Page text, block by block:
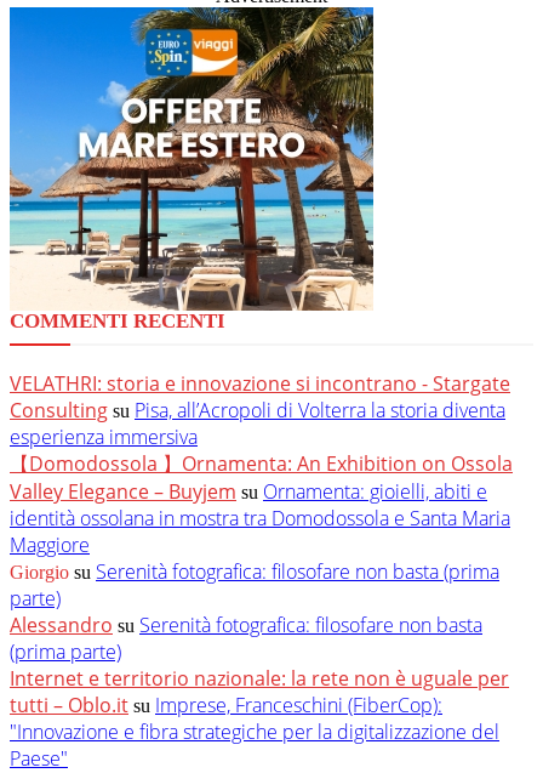
COMMENTI RECENTI
VELATHRI: storia e innovazione si incontrano - Stargate
Consulting su Pisa, all’Acropoli di Volterra la storia diventa
esperienza immersiva
【Domodossola 】Ornamenta: An Exhibition on Ossola
Valley Elegance – Buyjem su Ornamenta: gioielli, abiti e
identità ossolana in mostra tra Domodossola e Santa Maria
Maggiore
Giorgio su Serenità fotografica: filosofare non basta (prima
parte)
Alessandro su Serenità fotografica: filosofare non basta
(prima parte)
Internet e territorio nazionale: la rete non è uguale per
tutti – Oblo.it su Imprese, Franceschini (FiberCop):
"Innovazione e fibra strategiche per la digitalizzazione del
Paese"